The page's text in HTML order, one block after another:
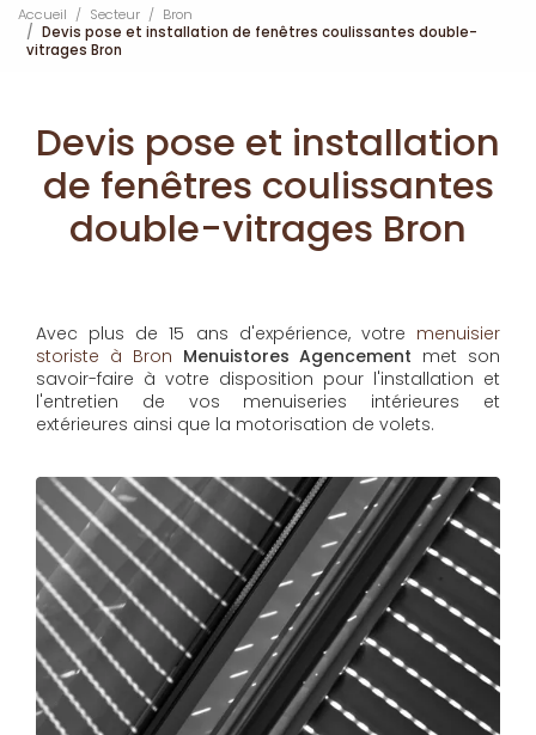
Accueil Secteur
Bron
Devis pose et installation de fenêtres coulissantes double-
vitrages Bron
Devis pose et installation
de fenêtres coulissantes
double-vitrages Bron
Avec plus de 15 ans d'expérience, votre menuisier
storiste à Bron Menuistores Agencement met son
savoir-faire à votre disposition pour l'installation et
l'entretien de vos menuiseries intérieures et
extérieures ainsi que la motorisation de volets.